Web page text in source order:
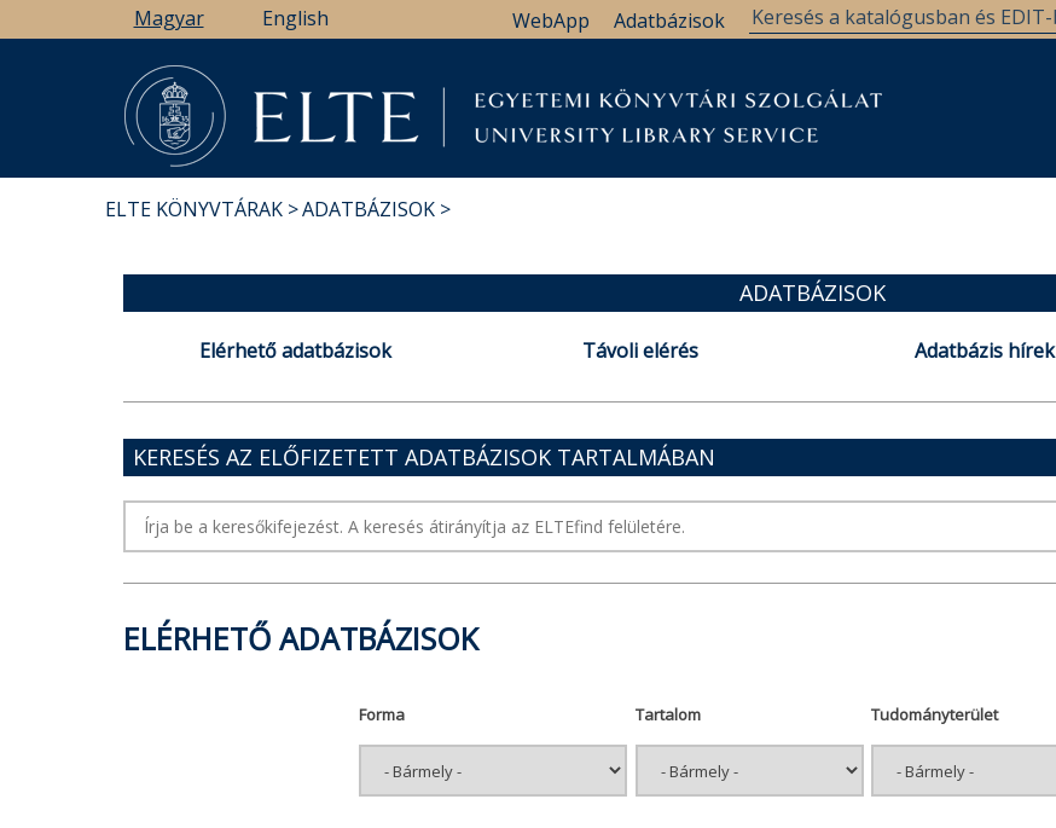
a
Magyar English Adatbázisok
WebApp
ELTE KÖNYVTÁRAK ADATBÁZISOK
ADATBÁZISOK
Elérhető adatbázisok Távoli elérés Adatbázis hírek
KERESÉS AZ ELŐFIZETETT ADATBÁZISOK TARTALMÁBAN
ELÉRHETŐ ADATBÁZISOK
Forma Tartalom Tudományterület